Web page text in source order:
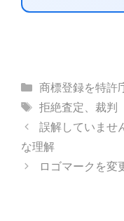
カ
テ
ゴ
リ
ー
商標登録を特許
タ
グ
拒絶査定 、 裁判
誤解していませ
な理解
ロゴマークを変